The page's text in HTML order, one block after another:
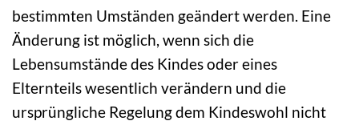
bestimmten Umständen geändert werden. Eine
Änderung ist möglich, wenn sich die
Lebensumstände des Kindes oder eines
Elternteils wesentlich verändern und die
ursprüngliche Regelung dem Kindeswohl nicht